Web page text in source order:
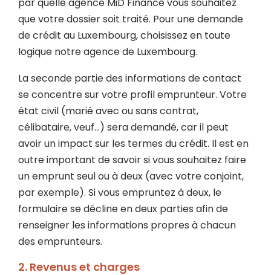
que votre dossier soit traité. Pour une demande
de crédit au Luxembourg, choisissez en toute
logique notre agence de Luxembourg.
La seconde partie des informations de contact
se concentre sur votre profil emprunteur. Votre
état civil (marié avec ou sans contrat,
célibataire, veuf…) sera demandé, car il peut
avoir un impact sur les termes du crédit. Il est en
outre important de savoir si vous souhaitez faire
un emprunt seul ou à deux (avec votre conjoint,
par exemple). Si vous empruntez à deux, le
formulaire se décline en deux parties afin de
renseigner les informations propres à chacun
des emprunteurs.
2. Revenus et charges